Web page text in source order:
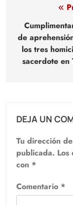
de
entradas
de
los tres
sacerdote en
DEJA UN
Tu dirección
publicada. Los
con *
Comentario *